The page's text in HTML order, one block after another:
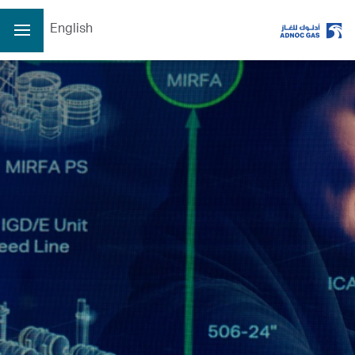
English
ADX: ADNOCGAS
3.36
32931724
الإغلاق السابق 3.36
يتم تحديث البيانات كل 15 دقيقة على الأقل
الصفحة الرئيسية